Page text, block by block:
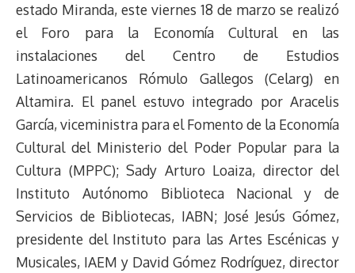
estado Miranda, este viernes 18 de marzo se realizó
el Foro para la Economía Cultural en las
instalaciones del Centro de Estudios
Latinoamericanos Rómulo Gallegos (Celarg) en
Altamira. El panel estuvo integrado por Aracelis
García, viceministra para el Fomento de la Economía
Cultural del Ministerio del Poder Popular para la
Cultura (MPPC); Sady Arturo Loaiza, director del
Instituto Autónomo Biblioteca Nacional y de
Servicios de Bibliotecas, IABN; José Jesús Gómez,
presidente del Instituto para las Artes Escénicas y
Musicales, IAEM y David Gómez Rodríguez, director